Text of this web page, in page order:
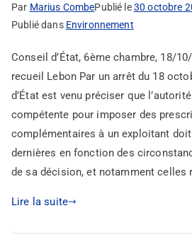
Par Marius CombePublié le30 octobre
Publié dans Environnement
Conseil d’État, 6ème chambre, 18/
recueil Lebon Par un arrêt du 18
d’État est venu préciser que
compétente pour imposer des
complémentaires à un exploitant
dernières en fonction des
de sa décision, et notamment celles
Lire la suite